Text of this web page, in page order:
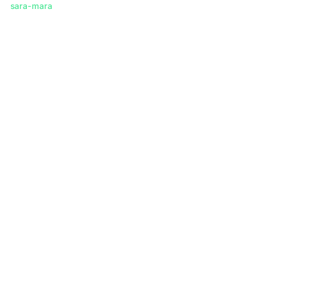
sara-mara